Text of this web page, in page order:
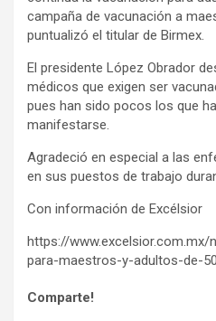
campaña de vacunación a
puntualizó el titular de Birmex.
El presidente López Obrador
médicos que exigen ser
pues han sido pocos los que
manifestarse.
Agradeció en especial a las
en sus puestos de trabajo
Con información de Excélsior
https://www.excelsior.com.mx/
para-maestros-y-adultos-de-
Comparte!